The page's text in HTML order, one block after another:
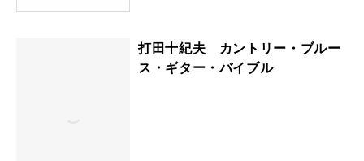
打田十紀夫 カントリー・ブルー
ス・ギター・バイブル